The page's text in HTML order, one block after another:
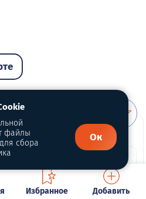
Избранное Добавить
файлы
сбора
Ок